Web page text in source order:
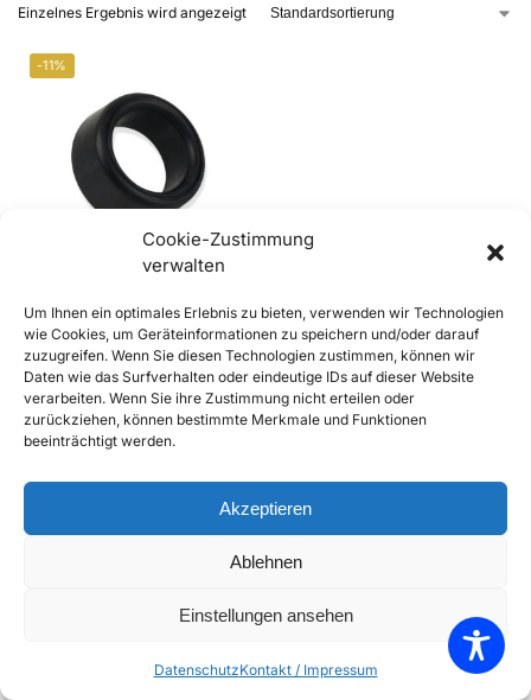
Cookie-Zustimmung
verwalten
Um Ihnen ein optimales Erlebnis zu bieten, verwenden wir Technologien
wie Cookies, um Geräteinformationen zu speichern und/oder darauf
zuzugreifen. Wenn Sie diesen Technologien zustimmen, können wir
Daten wie das Surfverhalten oder eindeutige IDs auf dieser Website
verarbeiten. Wenn Sie ihre Zustimmung nicht erteilen oder
zurückziehen, können bestimmte Merkmale und Funktionen
beeinträchtigt werden.
Akzeptieren
Ablehnen
Einstellungen ansehen
DatenschutzKontakt / Impressum
Einzelnes Ergebnis wird angezeigt
-11%
356 Gummimuffe für
Federstab, innen
€18,90 €16,90 inkl. Mwst
Enthält 20% Mwst
zzgl.Versand
Lieferzeit: Sofort lieferbar
In den Warenkorb
Einzelnes Ergebnis wird angezeigt